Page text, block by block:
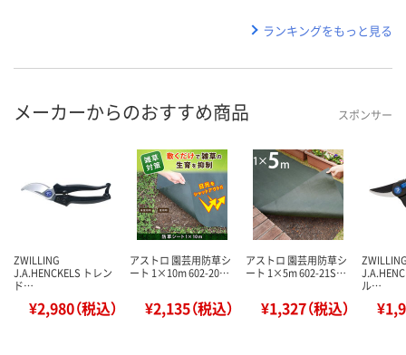
ランキングをもっと見る
メーカーからのおすすめ商品 スポンサー
ZWILLING
J.A.HENCKELS トレン
ド…
¥2,980（税込）
アストロ 園芸用防草シ
ート 1×10m 602-20…
¥2,135（税込）
アストロ 園芸用防草シ
ート 1×5m 602-21S…
¥1,327（税込）
ル…